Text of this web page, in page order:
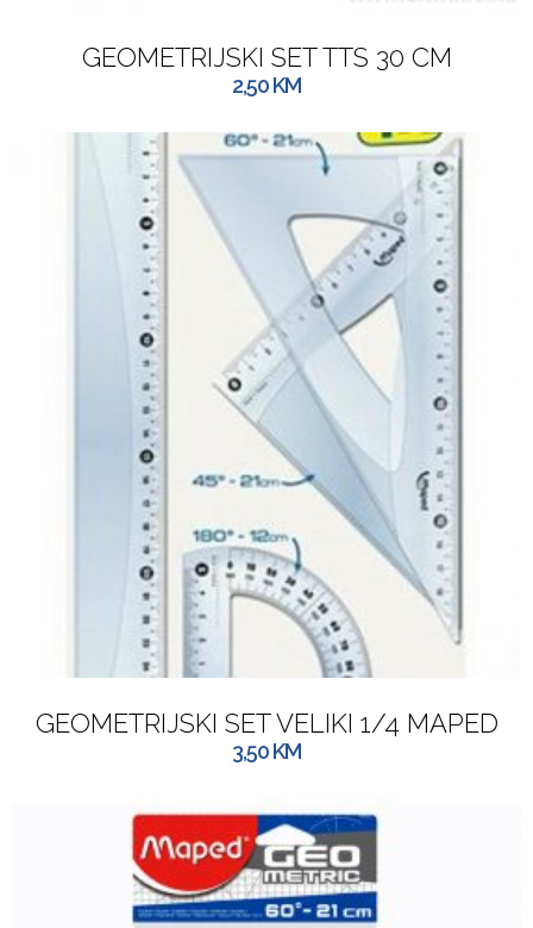
GEOMETRIJSKI SET TTS 30 CM
2,50KM
GEOMETRIJSKI SET VELIKI 1/4 MAPED
3,50KM